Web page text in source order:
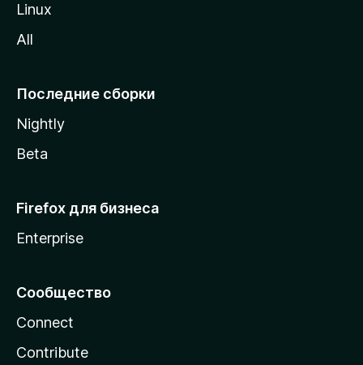
i
l
Linux
All
Последние сборки
Nightly
Beta
Firefox для бизнеса
Enterprise
Сообщество
Connect
Contribute